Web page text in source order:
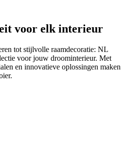
voor elk interieur
tot stijlvolle raamdecoratie: NL
voor jouw droominterieur. Met
en innovatieve oplossingen maken